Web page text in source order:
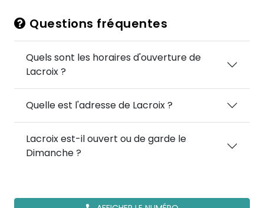
Questions fréquentes
Quels sont les horaires d'ouverture de
Lacroix ?
Quelle est l'adresse de Lacroix ?
Lacroix est-il ouvert ou de garde le
Dimanche ?